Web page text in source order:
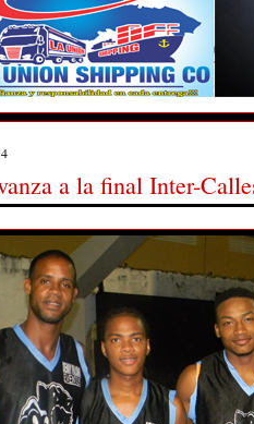
a la final Inter-